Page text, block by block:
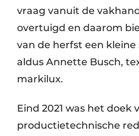
vraag vanuit de
overtuigd en daarom
van de herfst een kleine
aldus Annette Busch,
markilux.
Eind 2021 was het doek
productietechnische